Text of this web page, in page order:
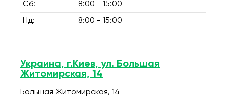
Сб: 8:00 - 15:00
Нд: 8:00 - 15:00
Украина, г.Киев, ул. Большая
Житомирская, 14
Большая Житомирская, 14